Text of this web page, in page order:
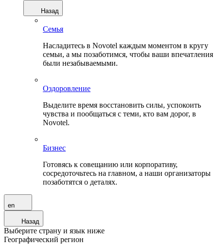
Назад
Семья
Насладитесь в Novotel каждым моментом в кругу
семьи, а мы позаботимся, чтобы ваши впечатления
были незабываемыми.
Оздоровление
Выделите время восстановить силы, успокоить
чувства и пообщаться с теми, кто вам дорог, в
Novotel.
Бизнес
Готовясь к совещанию или корпоративу,
сосредоточьтесь на главном, а наши организаторы
позаботятся о деталях.
en
Назад
Выберите страну и язык ниже
Географический регион